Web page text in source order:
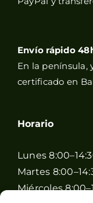
Envío rápido
En la península,
certificado en
Horario
Lunes
Martes
Miércoles